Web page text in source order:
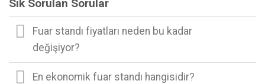
Sık Sorulan Sorular
Fuar standı fiyatları neden bu kadar
değişiyor?
En ekonomik fuar standı hangisidir?